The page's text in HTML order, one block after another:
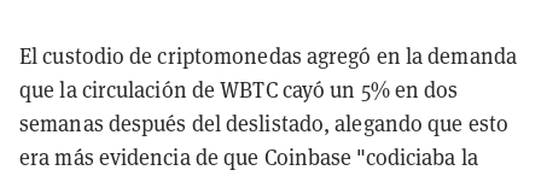
El custodio de criptomonedas agregó en la demanda
que la circulación de WBTC cayó un 5% en dos
semanas después del deslistado, alegando que esto
era más evidencia de que Coinbase "codiciaba la